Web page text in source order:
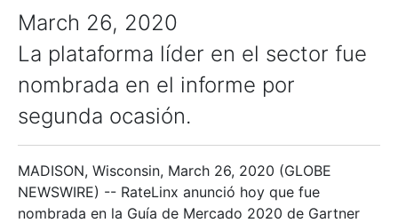
March 26, 2020
La plataforma líder en el sector fue
nombrada en el informe por
segunda ocasión.
MADISON, Wisconsin, March 26, 2020 (GLOBE
NEWSWIRE) -- RateLinx anunció hoy que fue
nombrada en la Guía de Mercado 2020 de Gartner